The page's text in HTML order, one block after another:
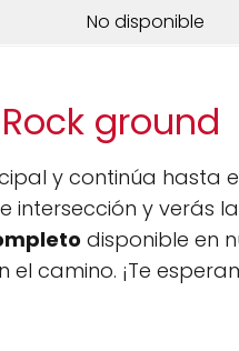
No disponible
ground
y continúa hasta
intersección y verás la
disponible en
camino. ¡Te